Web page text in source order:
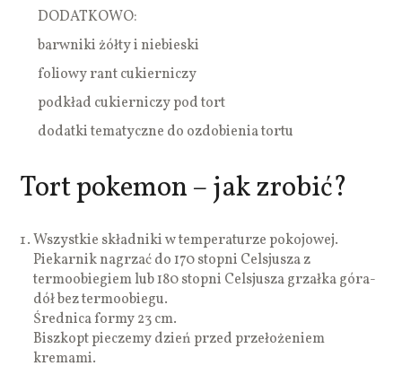
DODATKOWO:
barwniki żółty i niebieski
foliowy rant cukierniczy
podkład cukierniczy pod tort
dodatki tematyczne do ozdobienia tortu
Tort pokemon – jak zrobić?
Wszystkie składniki w temperaturze pokojowej.
Piekarnik nagrzać do 170 stopni Celsjusza z
termoobiegiem lub 180 stopni Celsjusza grzałka góra-
dół bez termoobiegu.
Średnica formy 23 cm.
Biszkopt pieczemy dzień przed przełożeniem
kremami.